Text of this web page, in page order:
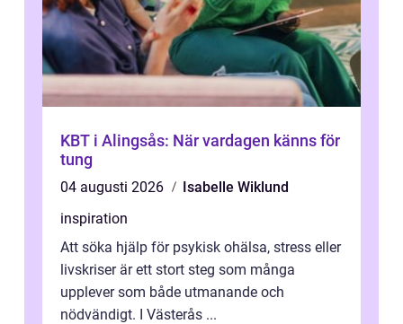
KBT i Alingsås: När vardagen känns för
tung
04 augusti 2026
Isabelle Wiklund
inspiration
Att söka hjälp för psykisk ohälsa, stress eller
livskriser är ett stort steg som många
upplever som både utmanande och
nödvändigt. I Västerås ...